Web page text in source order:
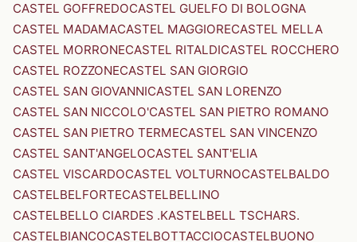
CASTEL GOFFREDOCASTEL GUELFO DI BOLOGNA
CASTEL MADAMACASTEL MAGGIORECASTEL MELLA
CASTEL MORRONECASTEL RITALDICASTEL ROCCHERO
CASTEL ROZZONECASTEL SAN GIORGIO
CASTEL SAN GIOVANNICASTEL SAN LORENZO
CASTEL SAN NICCOLO'CASTEL SAN PIETRO ROMANO
CASTEL SAN PIETRO TERMECASTEL SAN VINCENZO
CASTEL SANT'ANGELOCASTEL SANT'ELIA
CASTEL VISCARDOCASTEL VOLTURNOCASTELBALDO
CASTELBELFORTECASTELBELLINO
CASTELBELLO CIARDES .KASTELBELL TSCHARS.
CASTELBIANCOCASTELBOTTACCIOCASTELBUONO